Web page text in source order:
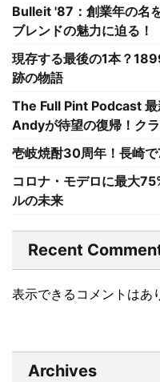
Bulleit '87：創業年の名
ブレンドの魅力に迫る！
現存する最後の1本？
跡の物語
The Full Pint Podcast
Andyが待望の復帰！ク
壱岐焼酎30周年！長崎
コロナ・モデロに最大
ルの未来
Recent
表示できるコメントはあ
Archives